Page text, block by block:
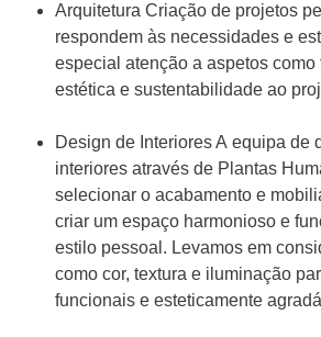
Arquitetura Criação de projetos
respondem às necessidades e
especial atenção a aspetos
estética e sustentabilidade ao
Design de Interiores A equipa de
interiores através de Plantas
selecionar o acabamento e
criar um espaço harmonioso e
estilo pessoal. Levamos em
como cor, textura e iluminação
funcionais e esteticamente